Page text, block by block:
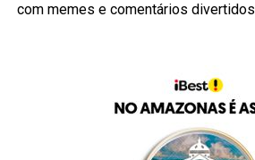
com memes e comentários divertidos